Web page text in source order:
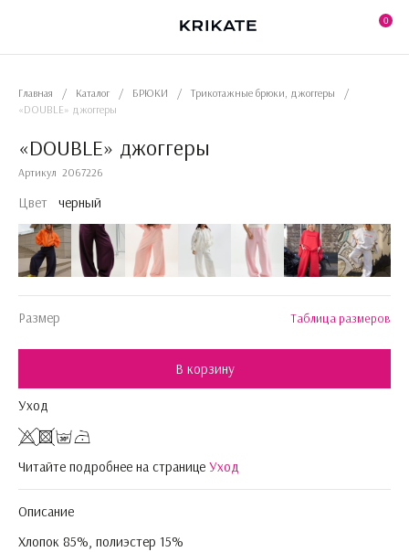
content
0
Главная / Каталог / БРЮКИ / Трикотажные брюки, джоггеры
/
«DOUBLE» джоггеры
«DOUBLE» джоггеры
Артикул 2067226
Цвет черный
Размер Таблица размеров
В корзину
Уход
Читайте подробнее на странице Уход
Описание
Хлопок 85%, полиэстер 15%